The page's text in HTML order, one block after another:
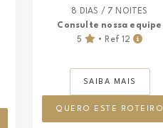
8 DIAS / 7 NOITES
Consulte nossa equipe
5
• Ref 12
SAIBA MAIS
QUERO ESTE ROTEIRO